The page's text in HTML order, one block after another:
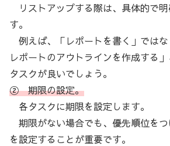
リストアップする際は、具体的で
す。
例えば、「レポートを書く」では
レポートのアウトラインを作成する
タスクが良いでしょう。
② 期限の設定。
各タスクに期限を設定します。
期限がない場合でも、優先順位をつ
を設定することが重要です。